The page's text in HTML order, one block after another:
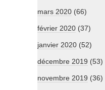
mars 2020 (66)
février 2020 (37)
janvier 2020 (52)
décembre 2019 (53)
novembre 2019 (36)